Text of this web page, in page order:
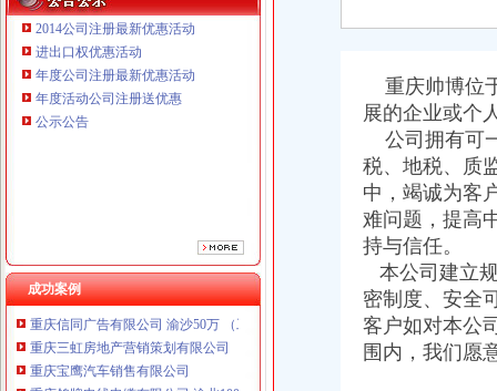
本站导航
2014公司注册最新优惠活动
进出口权优惠活动
年度公司注册最新优惠活动
年度活动公司注册送优惠
公示公告
成功案例
重庆鸽牌电线电缆有限公司 渝北10010万 (进出口权)
重庆星竣贸易有限责任公司 渝中100万 （进出口权）
重庆海谛升进出口贸易有限公司 渝北100万 （进出口权）
重庆奕欣锦诚商贸有限公司 渝九50万 （工商注册）
重庆信同广告有限公司 渝沙50万 （工商注册）
重庆三虹房地产营销策划有限公司
重庆宝鹰汽车销售有限公司
重庆鸽牌电线电缆有限公司 渝北10010万 (进出口权)
重庆帅博位
展的企业或个
公司拥有可
税、地税、质
中，竭诚为客
难问题，提高
持与信任。
本公司建立
密制度、安全
客户如对本公
围内，我们愿